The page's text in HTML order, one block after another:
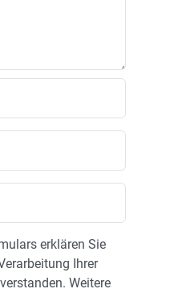
erklären Sie
Ihrer
Weitere